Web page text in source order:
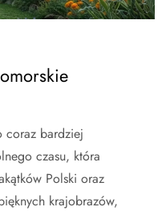
coraz bardziej
czasu, która
Polski oraz
krajobrazów,